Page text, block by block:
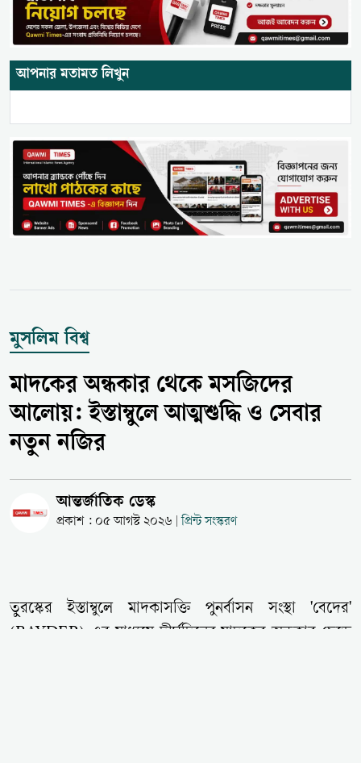
আপনার মতামত লিখুন
মুসলিম বিশ্ব
মাদকের অন্ধকার থেকে মসজিদের
আলোয়: ইস্তাম্বুলে আত্মশুদ্ধি ও সেবার
নতুন নজির
আন্তর্জাতিক ডেস্ক
প্রকাশ : ০৫ আগস্ট ২০২৬ প্রিন্ট সংস্করণ
তুরস্কের ইস্তাম্বুলে মাদকাসক্তি পুনর্বাসন সংস্থা 'বেদের'
(BAYDER)-এর মাধ্যমে দীর্ঘদিনের মাদকের অন্ধকার ছেড়ে